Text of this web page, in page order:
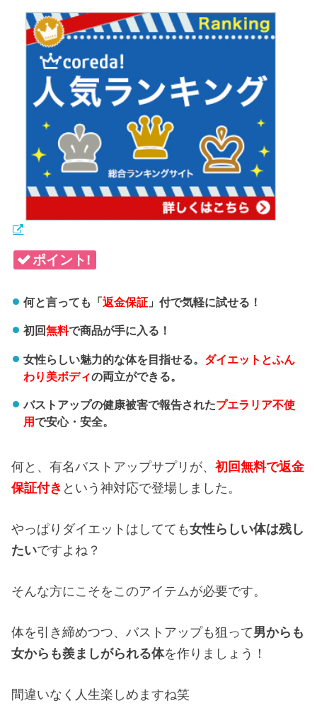
ポイント!
何と言っても「返金保証」付で気軽に試せる！
初回無料で商品が手に入る！
女性らしい魅力的な体を目指せる。 ダイエットとふん
わり美ボディの両立ができる。
バストアップの健康被害で報告されたプエラリア不使
用で安心・安全。
何と、有名バストアップサプリが、初回無料で返金
保証付き という神対応で登場しました。
やっぱりダイエットはしてても女性らしい体は残し
たいですよね？
そんな方にこそをこのアイテムが必要です。
体を引き締めつつ、バストアップも狙って男からも
女からも羨ましがられる体を作りましょう！
間違いなく人生楽しめますね笑